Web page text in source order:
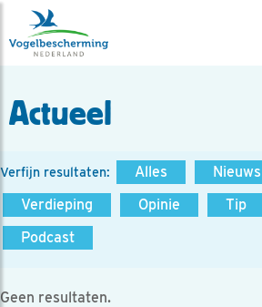
Actueel
Verfijn resultaten: Alles Nieuws
Verdieping
Opinie Tip
Podcast
Geen resultaten.